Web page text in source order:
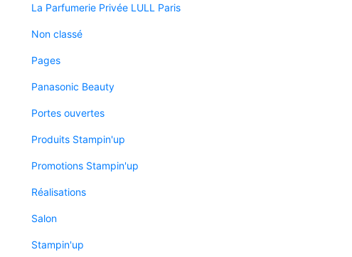
La Parfumerie Privée LULL Paris
Non classé
Pages
Panasonic Beauty
Portes ouvertes
Produits Stampin'up
Promotions Stampin'up
Réalisations
Salon
Stampin'up